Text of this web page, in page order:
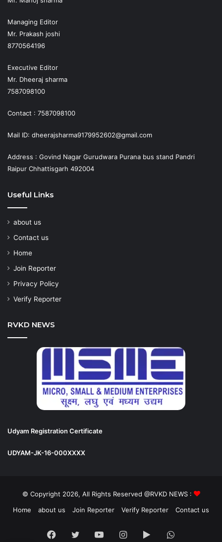
Managing Editor
Mr. Prakash joshi
8770564196
Executive Editor
Mr. Dheeraj sharma
7587098100
Contact : 7587098100
Mail ID: dheerajsharma9179952602@gmail.com
Address : Govind Nagar Gurudwara Purana bus stand Pandri
Raipur Chhattisgarh 492004
Useful Links
about us
Contact us
Home
Join Reporter
Privacy Policy
Verify Reporter
RVKD NEWS
Udyam Registration Certificate
UDYAM-JK-16-000XXXX
© Copyright 2026, All Rights Reserved @RVKD NEWS :
Home
about us Join Reporter Verify Reporter Contact us
Facebook
TwitterYouTubeInstagram
GoogleWhatsApp